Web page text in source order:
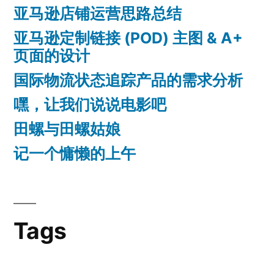
亚马逊店铺运营思路总结
亚马逊定制链接 (POD) 主图 & A+
页面的设计
国际物流状态追踪产品的需求分析
嘿，让我们说说电影吧
田螺与田螺姑娘
记一个慵懒的上午
Tags